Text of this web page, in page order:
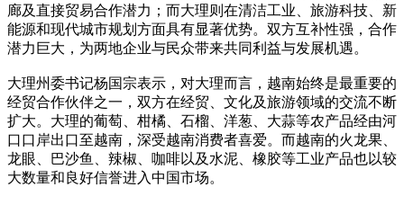
廊及直接贸易合作潜力；而大理则在清洁工业、旅游科技、新
能源和现代城市规划方面具有显著优势。双方互补性强，合作
潜力巨大，为两地企业与民众带来共同利益与发展机遇。
大理州委书记杨国宗表示，对大理而言，越南始终是最重要的
经贸合作伙伴之一，双方在经贸、文化及旅游领域的交流不断
扩大。大理的葡萄、柑橘、石榴、洋葱、大蒜等农产品经由河
口口岸出口至越南，深受越南消费者喜爱。而越南的火龙果、
龙眼、巴沙鱼、辣椒、咖啡以及水泥、橡胶等工业产品也以较
大数量和良好信誉进入中国市场。